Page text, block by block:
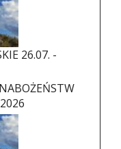
26.07. -